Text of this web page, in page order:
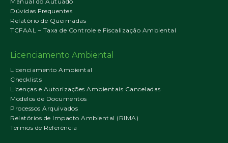
Dúvidas Frequentes
Relatório de Queimadas
TCFAAL – Taxa de Controle e Fiscalização Ambiental
Licenciamento Ambiental
Licenciamento Ambiental
Checklists
Licenças e Autorizações Ambientais Canceladas
Modelos de Documentos
Processos Arquivados
Relatórios de Impacto Ambiental (RIMA)
Termos de Referência